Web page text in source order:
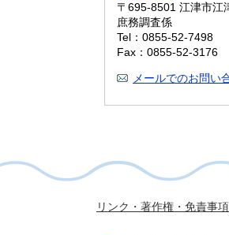
〒695-8501 江津市江
庶務調査係
Tel：0855-52-7498
Fax：0855-52-3176
メールでのお問い
リンク・著作権・免責事項